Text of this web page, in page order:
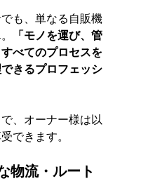
も、単なる自販機
「モノを運び、管
べてのプロセスを
きるプロフェッシ
、オーナー様は以
できます。
物流・ルート